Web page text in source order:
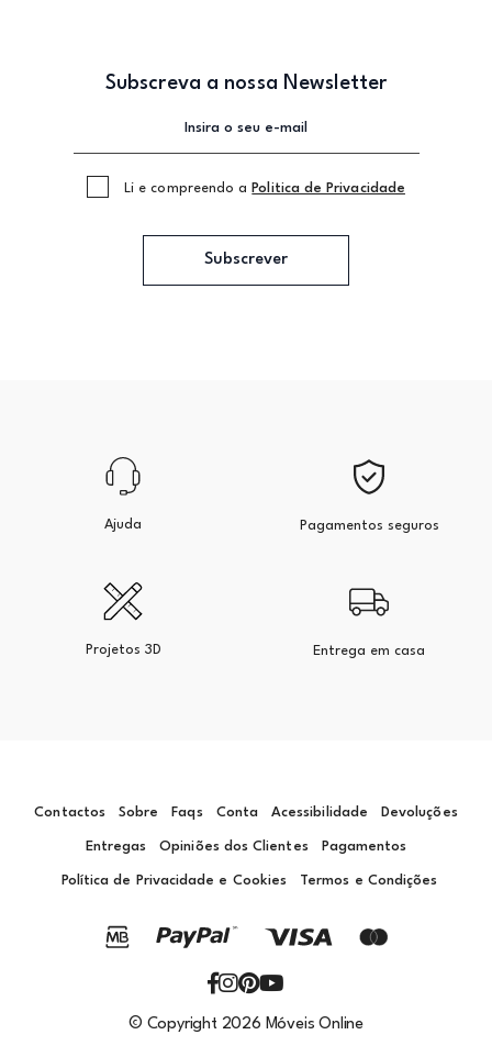
Subscreva a nossa Newsletter
Li e compreendo a Politica de Privacidade
Subscrever
Ajuda Pagamentos seguros
Projetos 3D Entrega em casa
Contactos Sobre Faqs Conta Acessibilidade Devoluções
Entregas Opiniões dos Clientes Pagamentos
Política de Privacidade e Cookies Termos e Condições
© Copyright 2026 Móveis Online